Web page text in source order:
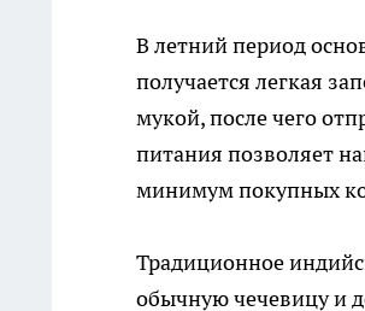
В летний период
получается легкая
мукой, после чего
питания позволяет
минимум покупных
Традиционное
обычную чечевицу и